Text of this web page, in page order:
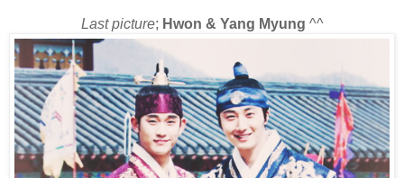
Last picture; Hwon & Yang Myung ^^